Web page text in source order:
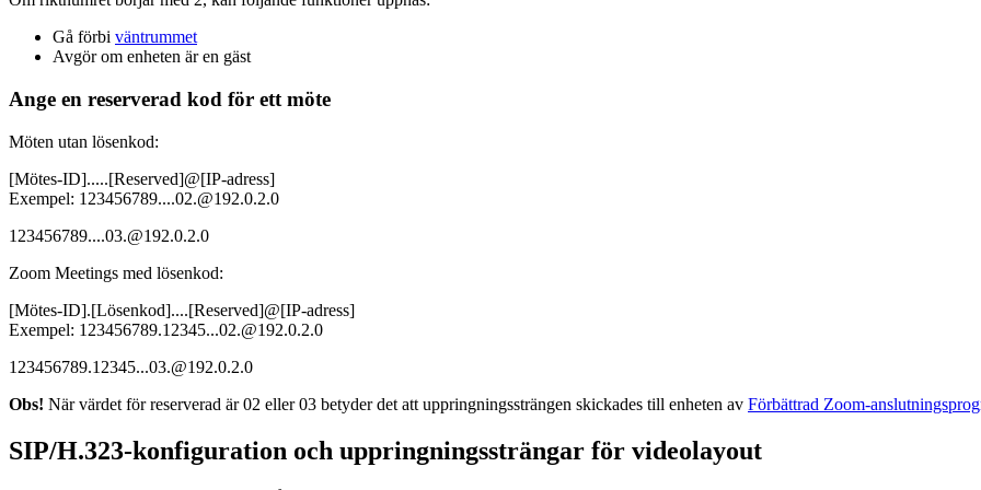
Gå förbi väntrummet
Avgör om enheten är en gäst
Ange en reserverad kod för ett möte
Möten utan lösenkod:
[Mötes-ID].....[Reserved]@[IP-adress]
Exempel: 123456789....02.@192.0.2.0
123456789....03.@192.0.2.0
Zoom Meetings med lösenkod:
[Mötes-ID].[Lösenkod]....[Reserved]@[IP-adress]
Exempel: 123456789.12345...02.@192.0.2.0
123456789.12345...03.@192.0.2.0
Obs! När värdet för reserverad är 02 eller 03 betyder det att uppringningssträngen skickades till enheten av Förbättrad Zoom-
SIP/H.323-konfiguration och uppringningssträngar för videolayout